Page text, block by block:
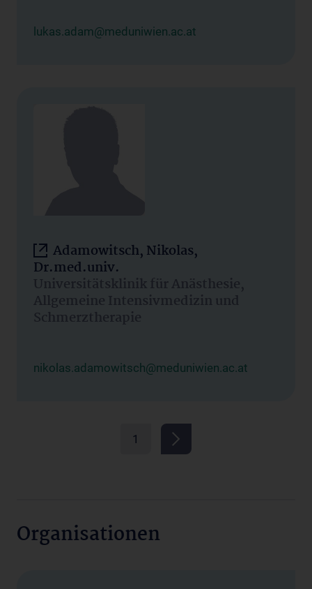
lukas.adam@meduniwien.ac.at
Adamowitsch, Nikolas,
Dr.med.univ.
Universitätsklinik für Anästhesie,
Allgemeine Intensivmedizin und
Schmerztherapie
nikolas.adamowitsch@meduniwien.ac.at
1
Organisationen